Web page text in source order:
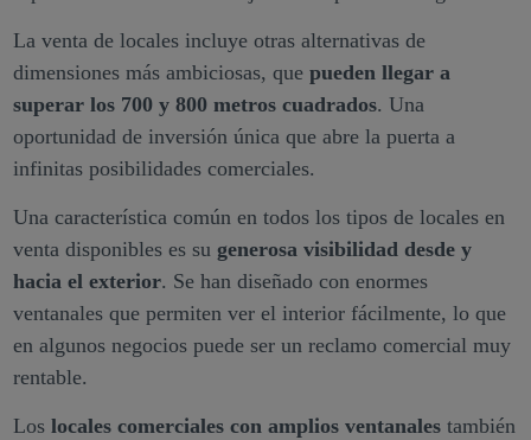
La venta de locales incluye otras alternativas de
dimensiones más ambiciosas, que pueden llegar a
superar los 700 y 800 metros cuadrados. Una
oportunidad de inversión única que abre la puerta a
infinitas posibilidades comerciales.
Una característica común en todos los tipos de locales en
venta disponibles es su generosa visibilidad desde y
hacia el exterior. Se han diseñado con enormes
ventanales que permiten ver el interior fácilmente, lo que
en algunos negocios puede ser un reclamo comercial muy
rentable.
Los locales comerciales con amplios ventanalestambién